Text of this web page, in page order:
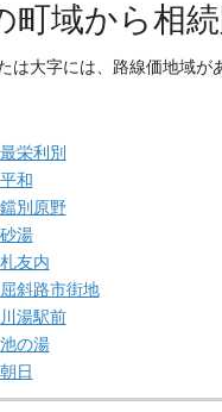
町域から相
は大字には、路線価地域が
最栄利別
平和
鐺別原野
砂湯
札友内
屈斜路市街地
川湯駅前
池の湯
朝日